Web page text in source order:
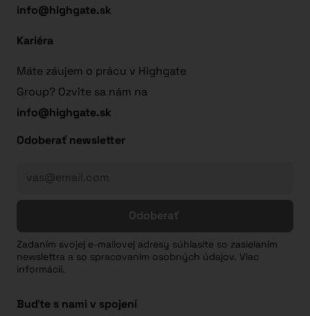
info@highgate.sk
Kariéra
Máte záujem o prácu v Highgate
Group? Ozvite sa nám na
info@highgate.sk
Odoberať newsletter
Odoberať
Zadaním svojej e-mailovej adresy súhlasíte so zasielaním
newslettra a so spracovaním osobných údajov. Viac
informácií.
Buďte s nami v spojení